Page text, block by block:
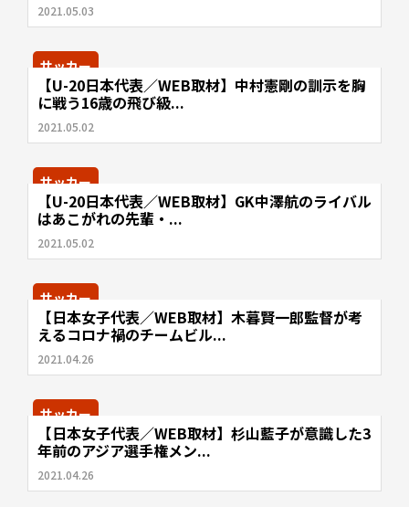
2021.05.03
サッカー
【U-20日本代表／WEB取材】中村憲剛の訓示を胸
に戦う16歳の飛び級...
2021.05.02
サッカー
【U-20日本代表／WEB取材】GK中澤航のライバル
はあこがれの先輩・...
2021.05.02
サッカー
【日本女子代表／WEB取材】木暮賢一郎監督が考
えるコロナ禍のチームビル...
2021.04.26
サッカー
【日本女子代表／WEB取材】杉山藍子が意識した3
年前のアジア選手権メン...
2021.04.26